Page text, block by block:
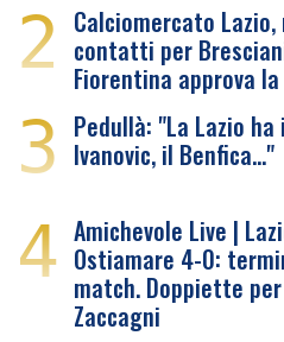
2 Calciomercato
contatti per
Fiorentina approva
3 Pedullà: "La Lazio
Ivanovic, il Benfica…"
4 Amichevole Live |
Ostiamare 4-0:
match. Doppiette
Zaccagni